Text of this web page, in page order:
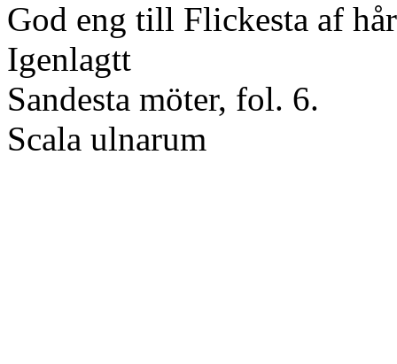
God eng till Flickesta af
Igenlagtt
Sandesta möter, fol. 6.
Scala ulnarum